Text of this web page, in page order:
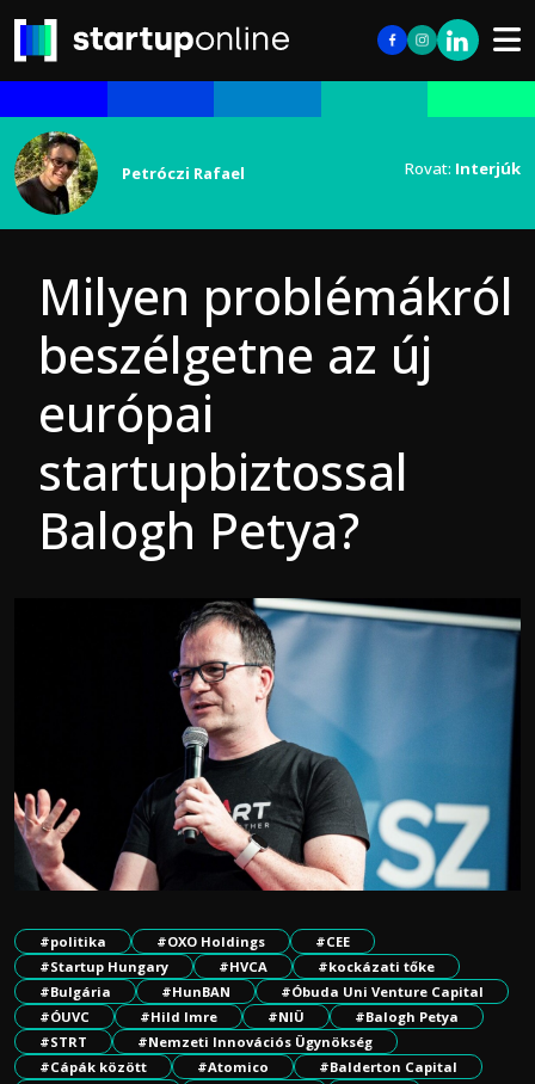
Petróczi Rafael Rovat: Interjúk
Milyen problémákról
beszélgetne az új
európai
startupbiztossal
Balogh Petya?
#politika #OXO Holdings
#CEE
#Startup Hungary
#HVCA
#kockázati tőke
#Bulgária
#HunBAN
#Óbuda Uni Venture Capital
#ÓUVC
#Hild Imre #NIÜ
#Balogh Petya
#STRT
#Nemzeti Innovációs Ügynökség
#Cápák között
#Atomico
#Balderton Capital